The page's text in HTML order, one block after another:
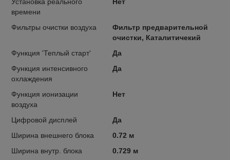
времени
Фильтры очистки воздуха
Фильтр предварительной
очистки, Каталитичекий
Функция 'Теплый старт'
Да
Функция интенсивного
охлаждения
Да
Функция ионизации
воздуха
Нет
Цифровой дисплей
Да
Ширина внешнего блока
0.72 м
Ширина внутр. блока
0.729 м